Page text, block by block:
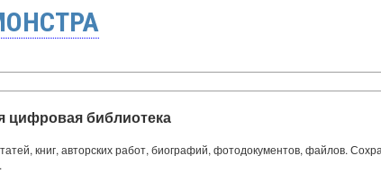
цифровая библиотека
книг, авторских работ, биографий, фотодокументов, файлов.